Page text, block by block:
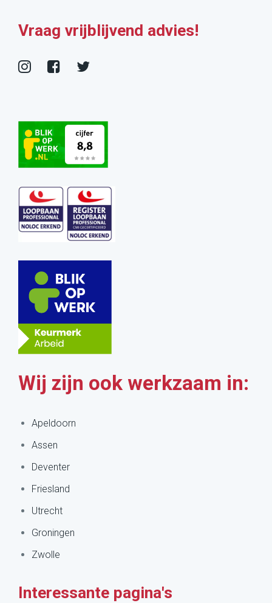
Vraag vrijblijvend advies!
Wij zijn ook werkzaam in:
Apeldoorn
Assen
Deventer
Friesland
Utrecht
Groningen
Zwolle
Interessante pagina's